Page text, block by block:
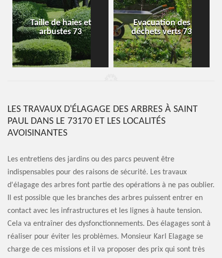
Taille de haies et
arbustes 73
Evacuation des
déchets verts 73
LES TRAVAUX D'ÉLAGAGE DES ARBRES À SAINT
PAUL DANS LE 73170 ET LES LOCALITÉS
AVOISINANTES
Les entretiens des jardins ou des parcs peuvent être
indispensables pour des raisons de sécurité. Les travaux
d'élagage des arbres font partie des opérations à ne pas oublier.
Il est possible que les branches des arbres puissent entrer en
contact avec les infrastructures et les lignes à haute tension.
Cela va entraîner des dysfonctionnements. Des élagages sont à
réaliser pour éviter les problèmes. Monsieur Karl Elagage se
charge de ces missions et il va proposer des prix qui sont très